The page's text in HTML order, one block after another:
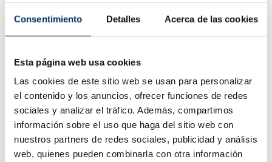
Consentimiento Detalles Acerca de las cookies
Esta página web usa cookies
Las cookies de este sitio web se usan para personalizar
el contenido y los anuncios, ofrecer funciones de redes
sociales y analizar el tráfico. Además, compartimos
información sobre el uso que haga del sitio web con
nuestros partners de redes sociales, publicidad y análisis
web, quienes pueden combinarla con otra información
¿Cuáles son los síntomas de implantación embrionaria?
Los más leídos